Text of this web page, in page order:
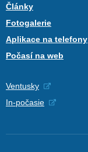
Články
Fotogalerie
Aplikace na telefony
Počasí na web
Ventusky
In-počasie